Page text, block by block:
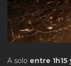
A solo entre 1h15